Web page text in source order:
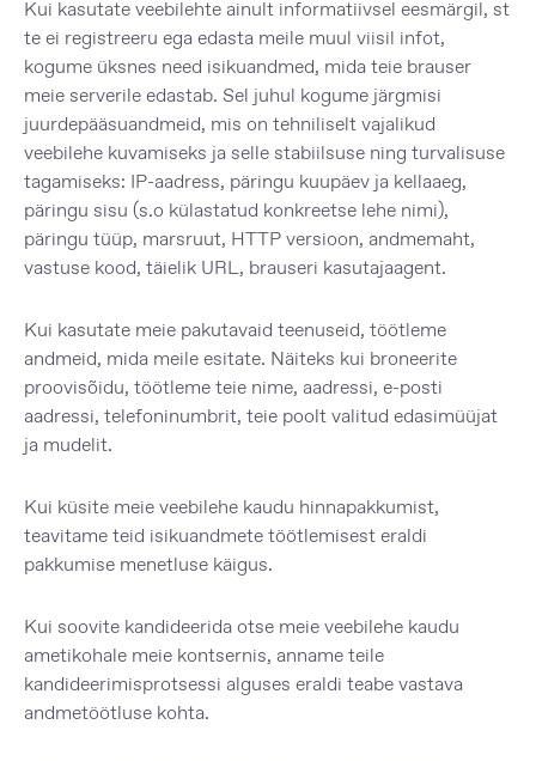
Kui kasutate veebilehte ainult informatiivsel eesmärgil, st
te ei registreeru ega edasta meile muul viisil infot,
kogume üksnes need isikuandmed, mida teie brauser
meie serverile edastab. Sel juhul kogume järgmisi
juurdepääsuandmeid, mis on tehniliselt vajalikud
veebilehe kuvamiseks ja selle stabiilsuse ning turvalisuse
tagamiseks: IP-aadress, päringu kuupäev ja kellaaeg,
päringu sisu (s.o külastatud konkreetse lehe nimi),
päringu tüüp, marsruut, HTTP versioon, andmemaht,
vastuse kood, täielik URL, brauseri kasutajaagent.
Kui kasutate meie pakutavaid teenuseid, töötleme
andmeid, mida meile esitate. Näiteks kui broneerite
proovisõidu, töötleme teie nime, aadressi, e-posti
aadressi, telefoninumbrit, teie poolt valitud edasimüüjat
ja mudelit.
Kui küsite meie veebilehe kaudu hinnapakkumist,
teavitame teid isikuandmete töötlemisest eraldi
pakkumise menetluse käigus.
Kui soovite kandideerida otse meie veebilehe kaudu
ametikohale meie kontsernis, anname teile
kandideerimisprotsessi alguses eraldi teabe vastava
andmetöötluse kohta.